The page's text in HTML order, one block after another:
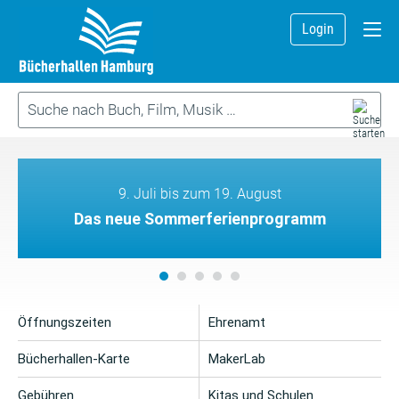
Login
9. Juli bis zum 19. August
Das neue Sommerferienprogramm
Öffnungszeiten
Bücherhallen-Karte
Gebühren
Ehrenamt
MakerLab
Kitas und Schulen